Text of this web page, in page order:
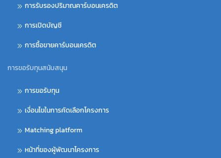
การรับรองปริมาณคาร์บอนเครดิต
การเปิดบัญชี
การซื้อขายคาร์บอนเครดิต
การขอรับทุนสนับสนุน
การขอรับทุน
เงื่อนไขในการคัดเลือกโครงการ
Matching platform
หน้าที่ของผู้พัฒนาโครงการ